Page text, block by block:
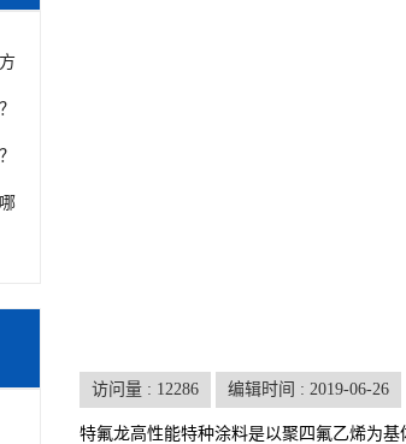
访问量 : 12286 编辑时间 : 2019-06-26
特氟龙高性能特种涂料是以聚四氟乙烯为